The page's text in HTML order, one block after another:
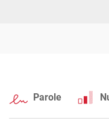
Parole